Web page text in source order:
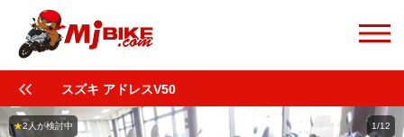
スズキ アドレスV50
1/12
★2人が検討中